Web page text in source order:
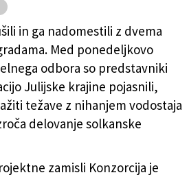
sedanjega jezu zgradili dve
ZASLONA)
in ga nadomestili z dvema
Med ponedeljkovo
odbora so predstavniki
Julijske krajine pojasnili,
težave z nihanjem vodostaja
delovanje solkanske
zamisli Konzorcija je